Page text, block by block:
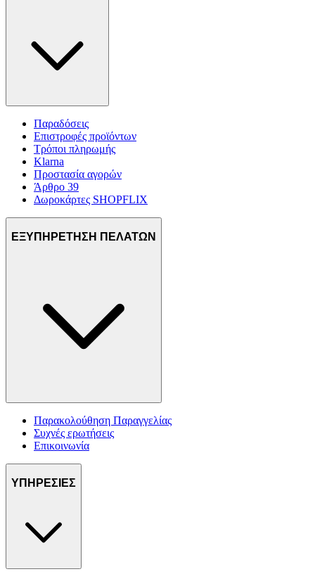
πληροφορίες σχετικά με την από μέρους σας χρήση της
τοποθεσίας μας στους συνεργάτες μέσων κοινωνικής
δικτύωσης, διαφημίσεων και ανάλυσης.
Παραδόσεις
Επιστροφές προϊόντων
Τρόποι πληρωμής
Klarna
Προστασία αγορών
Άρθρο 39
Δωροκάρτες SHOPFLIX
ΕΞΥΠΗΡΕΤΗΣΗ ΠΕΛΑΤΩΝ
Παρακολούθηση Παραγγελίας
Συχνές ερωτήσεις
Επικοινωνία
ΥΠΗΡΕΣΙΕΣ